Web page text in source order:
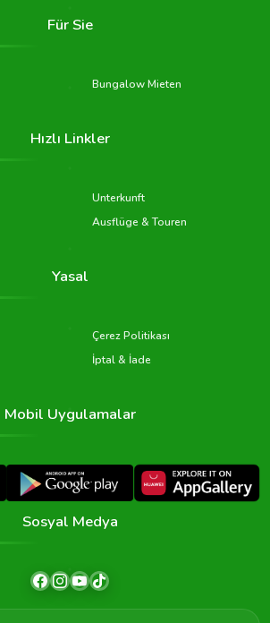
Für Sie
Bungalow Mieten
Hızlı Linkler
Unterkunft
Ausflüge & Touren
Yasal
Çerez Politikası
İptal & İade
Mobil Uygulamalar
Sosyal Medya